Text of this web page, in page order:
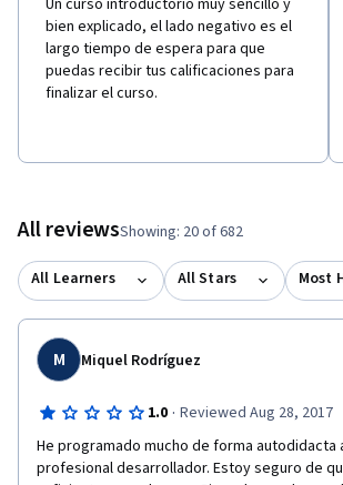
Un curso introductorio muy sencillo y
bien explicado, el lado negativo es el
largo tiempo de espera para que
puedas recibir tus calificaciones para
finalizar el curso.
All reviewsShowing: 20 of 682
All Learners All Stars Most
M Miquel Rodríguez
1.0 · Reviewed Aug 28, 2017
He programado mucho de forma autodidacta
profesional desarrollador. Estoy seguro de